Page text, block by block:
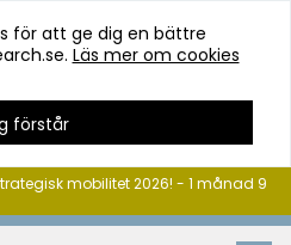
för att ge dig en bättre
Läs mer om cookies
förstår
mobilitet 2026! - 1 månad 9